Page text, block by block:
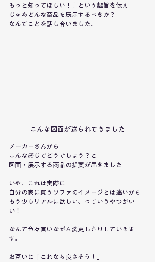
もっと知ってほしい！」という趣旨を伝え
じゃあどんな商品を展示するべきか？
なんてことを話し合いました。
こんな図面が送られてきました
メーカーさんから
こんな感じでどうでしょう？と
図面・展示する商品の提案が届きました。
いや、これは実際に
自分の家に買うソファのイメージとは遠いから
もう少しリアルに欲しい、っていうやつがい
い！
なんて色々言いながら変更したりしていきま
す。
お互いに「これなら良さそう！」